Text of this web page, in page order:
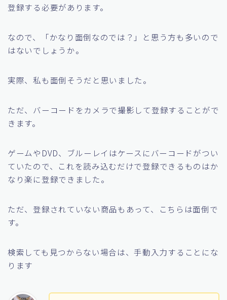
登録する必要があります。
なので、「かなり面倒なのでは？」と思う方も多いので
はないでしょうか。
実際、私も面倒そうだと思いました。
ただ、バーコードをカメラで撮影して登録することがで
きます。
ゲームやDVD、ブルーレイはケースにバーコードがつい
ていたので、これを読み込むだけで登録できるものはか
なり楽に登録できました。
ただ、登録されていない商品もあって、こちらは面倒で
す。
検索しても見つからない場合は、手動入力することにな
ります